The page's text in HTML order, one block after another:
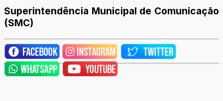
Superintendência Municipal de Comunicação
(SMC)